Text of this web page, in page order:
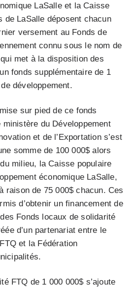
LaSalle et la Caisse
de LaSalle déposent chacun
versement au Fonds de
connu sous le nom de
met à la disposition des
fonds supplémentaire de 1
développement.
sur pied de ce fonds
ministère du Développement
et de l’Exportation s’est
somme de 100 000$ alors
milieu, la Caisse populaire
économique LaSalle,
raison de 75 000$ chacun. Ces
d’obtenir un financement de
Fonds locaux de solidarité
d’un partenariat entre le
et la Fédération
FTQ de 1 000 000$ s’ajoute